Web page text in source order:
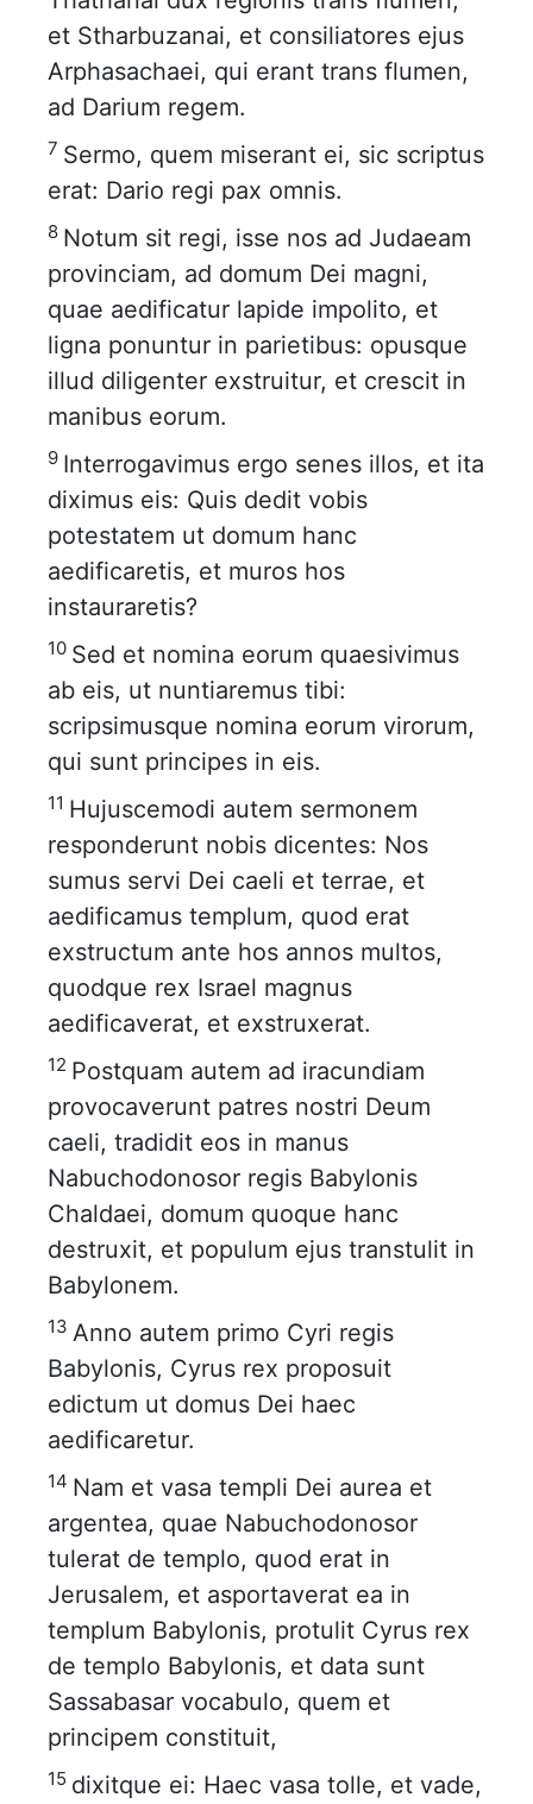
et Stharbuzanai, et consiliatores ejus
Arphasachaei, qui erant trans flumen,
ad Darium regem.
7 Sermo, quem miserant ei, sic scriptus
erat: Dario regi pax omnis.
8 Notum sit regi, isse nos ad Judaeam
provinciam, ad domum Dei magni,
quae aedificatur lapide impolito, et
ligna ponuntur in parietibus: opusque
illud diligenter exstruitur, et crescit in
manibus eorum.
9 Interrogavimus ergo senes illos, et ita
diximus eis: Quis dedit vobis
potestatem ut domum hanc
aedificaretis, et muros hos
instauraretis?
10 Sed et nomina eorum quaesivimus
ab eis, ut nuntiaremus tibi:
scripsimusque nomina eorum virorum,
qui sunt principes in eis.
11 Hujuscemodi autem sermonem
responderunt nobis dicentes: Nos
sumus servi Dei caeli et terrae, et
aedificamus templum, quod erat
exstructum ante hos annos multos,
quodque rex Israel magnus
aedificaverat, et exstruxerat.
12 Postquam autem ad iracundiam
provocaverunt patres nostri Deum
caeli, tradidit eos in manus
Nabuchodonosor regis Babylonis
Chaldaei, domum quoque hanc
destruxit, et populum ejus transtulit in
Babylonem.
13 Anno autem primo Cyri regis
Babylonis, Cyrus rex proposuit
edictum ut domus Dei haec
aedificaretur.
14 Nam et vasa templi Dei aurea et
argentea, quae Nabuchodonosor
tulerat de templo, quod erat in
Jerusalem, et asportaverat ea in
templum Babylonis, protulit Cyrus rex
de templo Babylonis, et data sunt
Sassabasar vocabulo, quem et
principem constituit,
15 dixitque ei: Haec vasa tolle, et vade,